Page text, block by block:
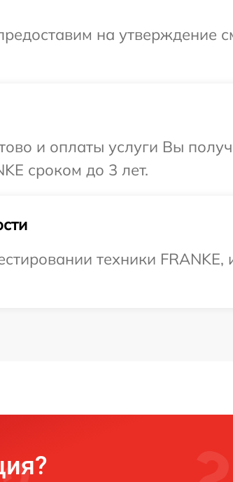
на утверждение
и оплаты услуги Вы
сроком до 3 лет.
техники FRANKE,